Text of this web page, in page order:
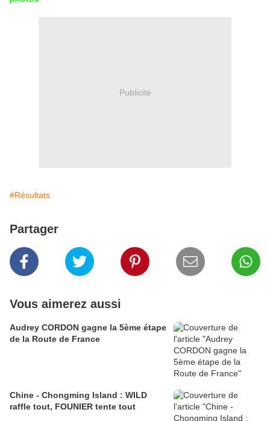
Publicité
#Résultats
Partager
Vous aimerez aussi
Audrey CORDON gagne la 5ème étape
de la Route de France
Chine - Chongming Island : WILD
raffle tout, FOUNIER tente tout